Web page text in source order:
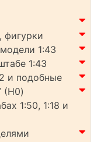
фигурки
1:43
1:43
и подобные
(H0)
1:50, 1:18 и